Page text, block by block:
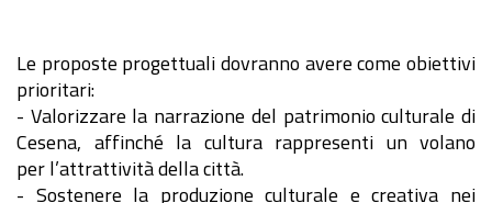
Le proposte progettuali dovranno avere come obiettivi
prioritari:
- Valorizzare la narrazione del patrimonio culturale di
Cesena, affinché la cultura rappresenti un volano
per l’attrattività della città.
- Sostenere la produzione culturale e creativa nei